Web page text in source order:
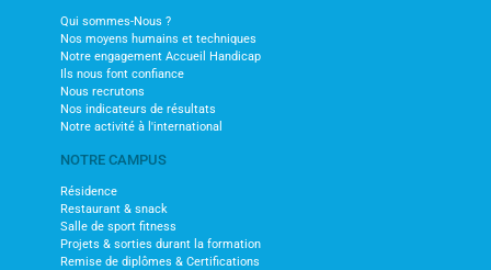
Qui sommes-Nous ?
Nos moyens humains et techniques
Notre engagement Accueil Handicap
Ils nous font confiance
Nous recrutons
Nos indicateurs de résultats
Notre activité à l'international
NOTRE CAMPUS
Résidence
Restaurant & snack
Salle de sport fitness
Projets & sorties durant la formation
Remise de diplômes & Certifications